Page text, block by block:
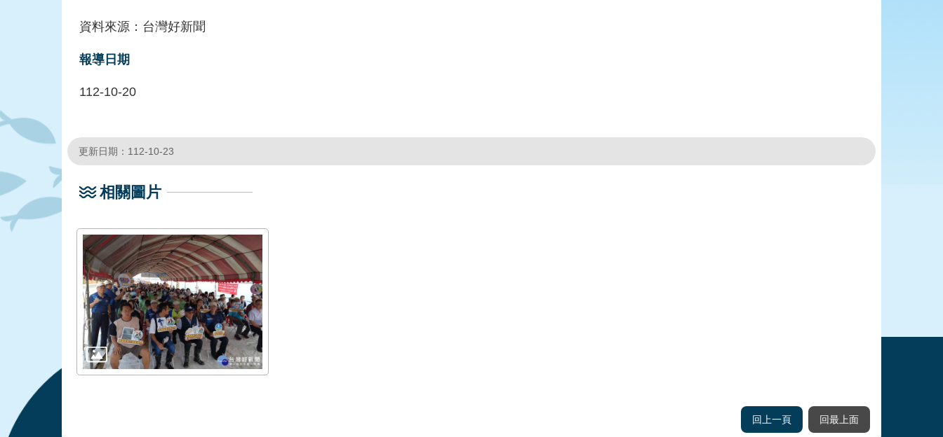
資料來源：台灣好新聞
報導日期
112-10-20
更新日期：112-10-23
相關圖片
回上一頁 回最上面